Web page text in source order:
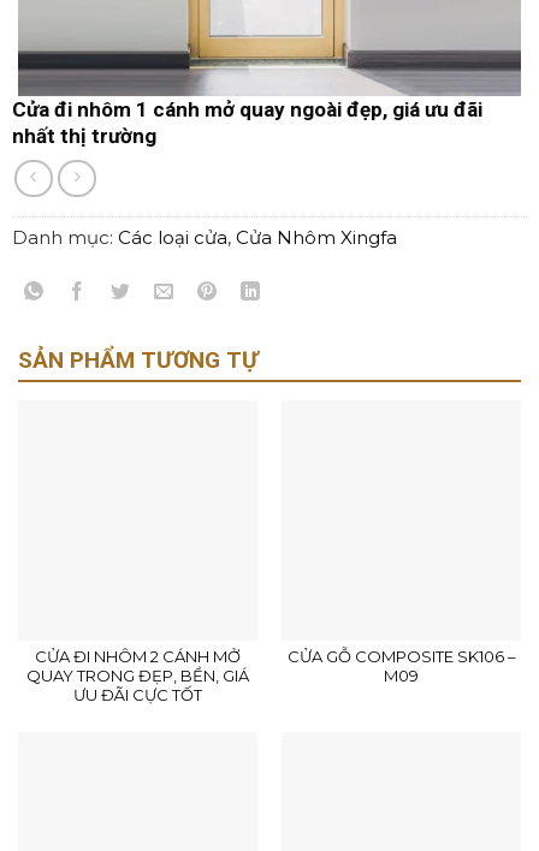
Cửa đi nhôm 1 cánh mở quay ngoài đẹp, giá ưu đãi
nhất thị trường
Danh mục: Các loại cửa, Cửa Nhôm Xingfa
SẢN PHẨM TƯƠNG TỰ
CỬA ĐI NHÔM 2 CÁNH MỞ
QUAY TRONG ĐẸP, BỀN, GIÁ
ƯU ĐÃI CỰC TỐT
CỬA GỖ COMPOSITE SK106 –
M09